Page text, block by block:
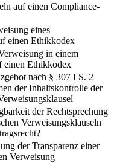
auf einen Compliance-
eines
einen Ethikkodex
in einem
einen Ethikkodex
nach § 307 I S. 2
der Inhaltskontrolle der
der Rechtsprechung
Verweisungsklauseln
der Transparenz einer
Verweisung